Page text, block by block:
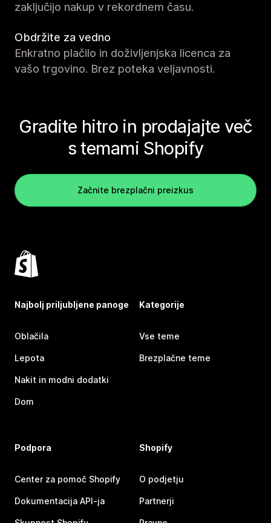
zaključijo nakup v rekordnem času.
Obdržite za vedno
Enkratno plačilo in doživljenjska licenca za
vašo trgovino. Brez poteka veljavnosti.
Gradite hitro in prodajajte več
s temami Shopify
Začnite brezplačni preizkus
Najbolj priljubljene panoge
Oblačila
Lepota
Nakit in modni dodatki
Dom
Kategorije
Vse teme
Brezplačne teme
Podpora
Center za pomoč Shopify
Dokumentacija API-ja
Shopify
O podjetju
Partnerji